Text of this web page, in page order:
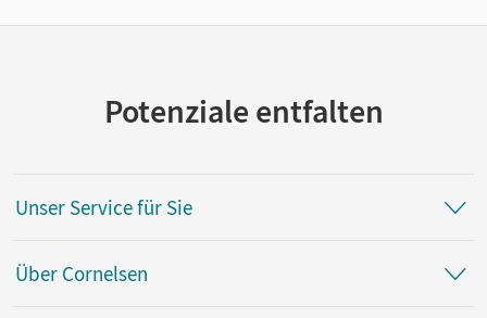
Potenziale entfalten
Unser Service für Sie
Über Cornelsen